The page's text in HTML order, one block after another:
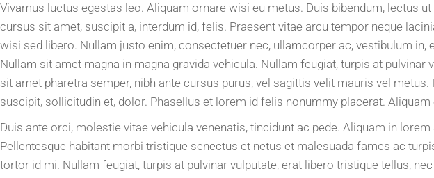
Vivamus luctus egestas leo. Aliquam ornare wisi eu metus. Duis bibendum, lectus
cursus sit amet, suscipit a, interdum id, felis. Praesent vitae arcu tempor neque
wisi sed libero. Nullam justo enim, consectetuer nec, ullamcorper ac, vestibulum
Nullam sit amet magna in magna gravida vehicula. Nullam feugiat, turpis at
sit amet pharetra semper, nibh ante cursus purus, vel sagittis velit mauris vel
suscipit, sollicitudin et, dolor. Phasellus et lorem id felis nonummy placerat. Aliquam
Duis ante orci, molestie vitae vehicula venenatis, tincidunt ac pede. Aliquam in
Pellentesque habitant morbi tristique senectus et netus et malesuada fames ac
tortor id mi. Nullam feugiat, turpis at pulvinar vulputate, erat libero tristique tellus,